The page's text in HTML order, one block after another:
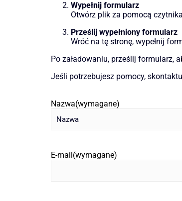
Wypełnij formularz
Otwórz plik za pomocą
Prześlij wypełniony formularz
Wróć na tę stronę, wypełnij
Po załadowaniu, prześlij formularz,
Jeśli potrzebujesz pomocy,
Nazwa(wymagane)
E-mail(wymagane)